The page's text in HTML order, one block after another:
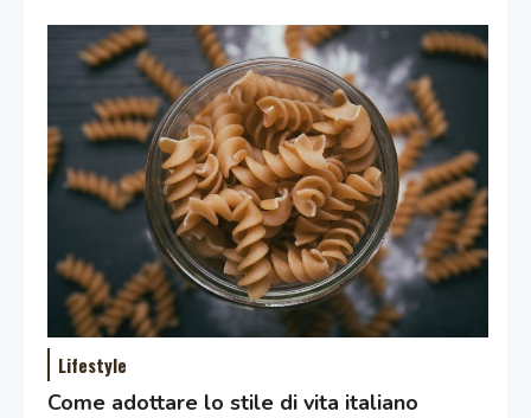
Lifestyle
Come adottare lo stile di vita italiano